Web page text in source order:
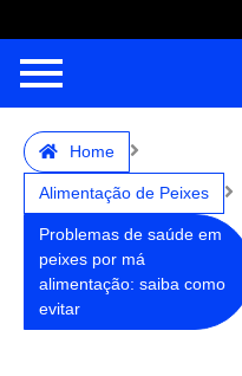
Home
Alimentação de Peixes
Problemas de saúde em
peixes por má
alimentação: saiba como
evitar